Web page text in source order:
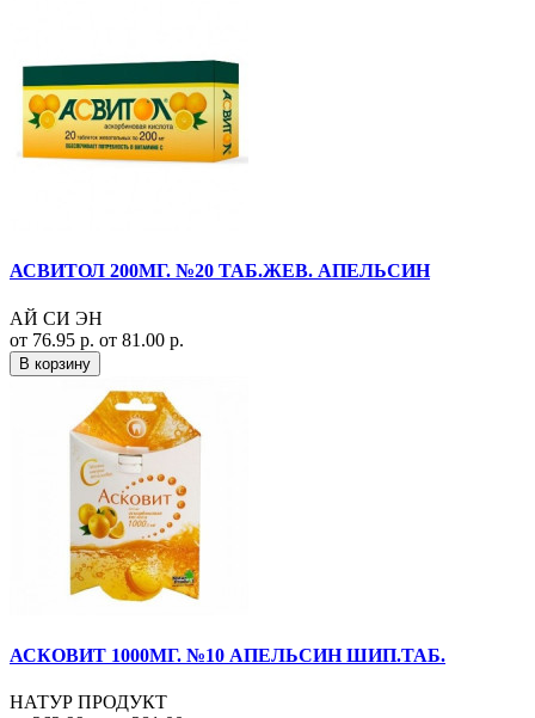
АСВИТОЛ 200МГ. №20 ТАБ.ЖЕВ. АПЕЛЬСИН
АЙ СИ ЭН
от 76.95 р. от 81.00 р.
В корзину
АСКОВИТ 1000МГ. №10 АПЕЛЬСИН ШИП.ТАБ.
НАТУР ПРОДУКТ